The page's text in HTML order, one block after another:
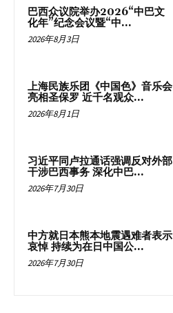
巴西众议院举办2026“中巴文
化年”纪念会议暨“中...
2026年8月3日
上海民族乐团《中国色》音乐会
亮相圣保罗 近千名观众...
2026年8月1日
习近平同卢拉通话强调反对外部
干涉巴西事务 深化中巴...
2026年7月30日
中方就日本熊本地震遇难者表示
哀悼 持续为在日中国公...
2026年7月30日